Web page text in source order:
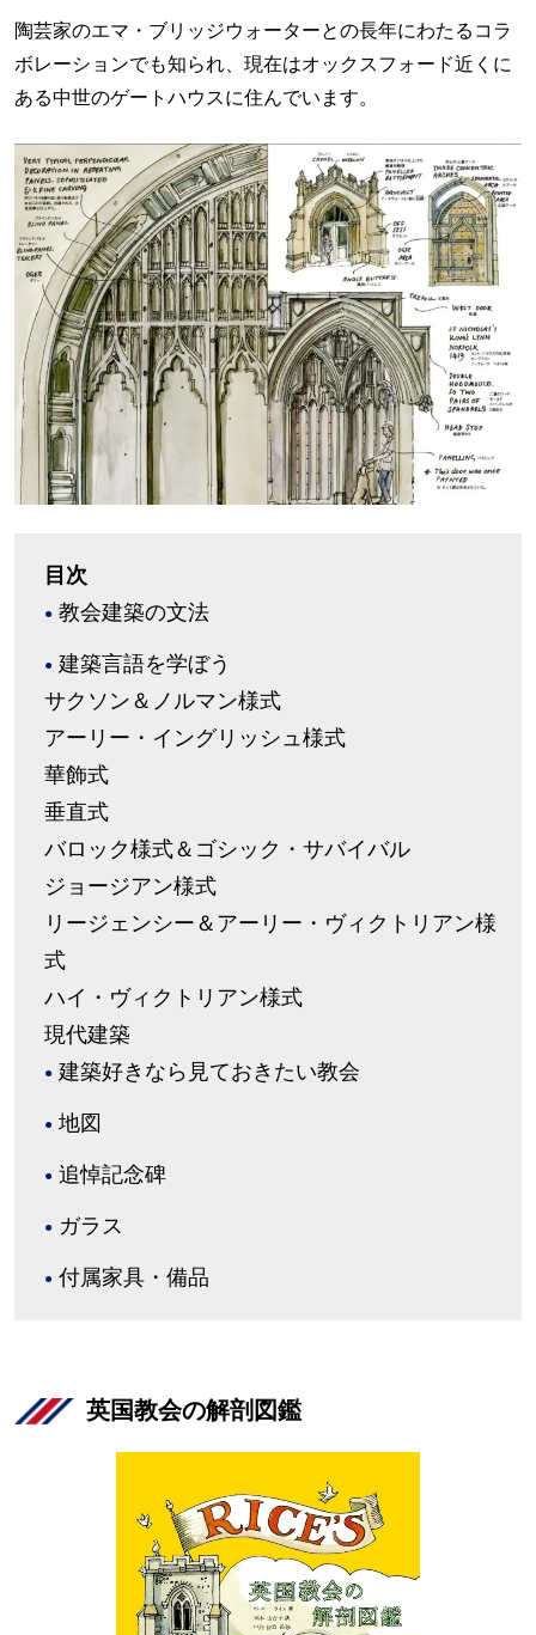
陶芸家のエマ・ブリッジウォーターとの長年にわたるコラ
ボレーションでも知られ、現在はオックスフォード近くに
ある中世のゲートハウスに住んでいます。
目次
教会建築の文法
建築言語を学ぼう
サクソン＆ノルマン様式
アーリー・イングリッシュ様式
華飾式
垂直式
バロック様式＆ゴシック・サバイバル
ジョージアン様式
リージェンシー＆アーリー・ヴィクトリアン様
式
ハイ・ヴィクトリアン様式
現代建築
建築好きなら見ておきたい教会
地図
追悼記念碑
ガラス
付属家具・備品
英国教会の解剖図鑑